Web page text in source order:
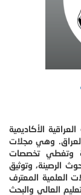
الأكاديمية
وهي مجلات
وتغطي تخصصات
الرصينة، وتوثيق
العلمية المعترف
العالي والبحث